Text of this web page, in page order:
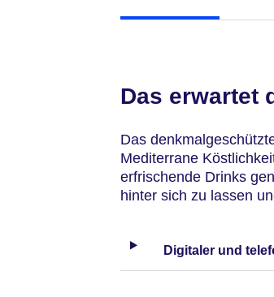
Das erwartet
Das
Mediterrane
erfrischende Drinks
hinter sich zu lassen
Digitaler und